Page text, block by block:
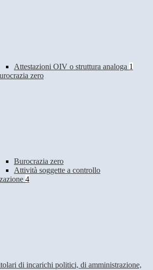
Attestazioni OIV o struttura analoga 1
zero
Burocrazia zero
Attività soggette a controllo
4
di incarichi politici, di amministrazione,